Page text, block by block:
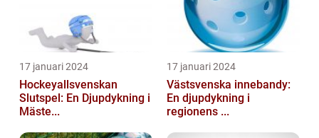
17 januari 2024
Hockeyallsvenskan
Slutspel: En Djupdykning i
Mäste...
17 januari 2024
Västsvenska innebandy:
En djupdykning i
regionens ...